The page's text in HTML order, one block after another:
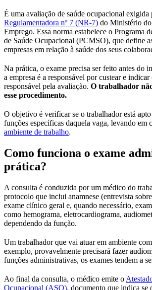
É uma avaliação de saúde ocupacional exigida
Regulamentadora nº 7 (NR-7) do Ministério
Emprego. Essa norma estabelece o Programa
de Saúde Ocupacional (PCMSO), que define
empresas em relação à saúde dos seus
Na prática, o exame precisa ser feito antes do
a empresa é a responsável por custear e
responsável pela avaliação. O trabalhador
esse procedimento.
O objetivo é verificar se o trabalhador está apto
funções específicas daquela vaga, levando em
ambiente de trabalho.
Como funciona o exame
prática?
A consulta é conduzida por um médico do
protocolo que inclui anamnese (entrevista
exame clínico geral e, quando necessário,
como hemograma, eletrocardiograma,
dependendo da função.
Um trabalhador que vai atuar em ambiente
exemplo, provavelmente precisará fazer
funções administrativas, os exames tendem a
Ao final da consulta, o médico emite o
Ocupacional (ASO), documento que indica se